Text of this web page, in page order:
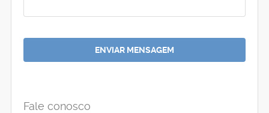
Fale conosco